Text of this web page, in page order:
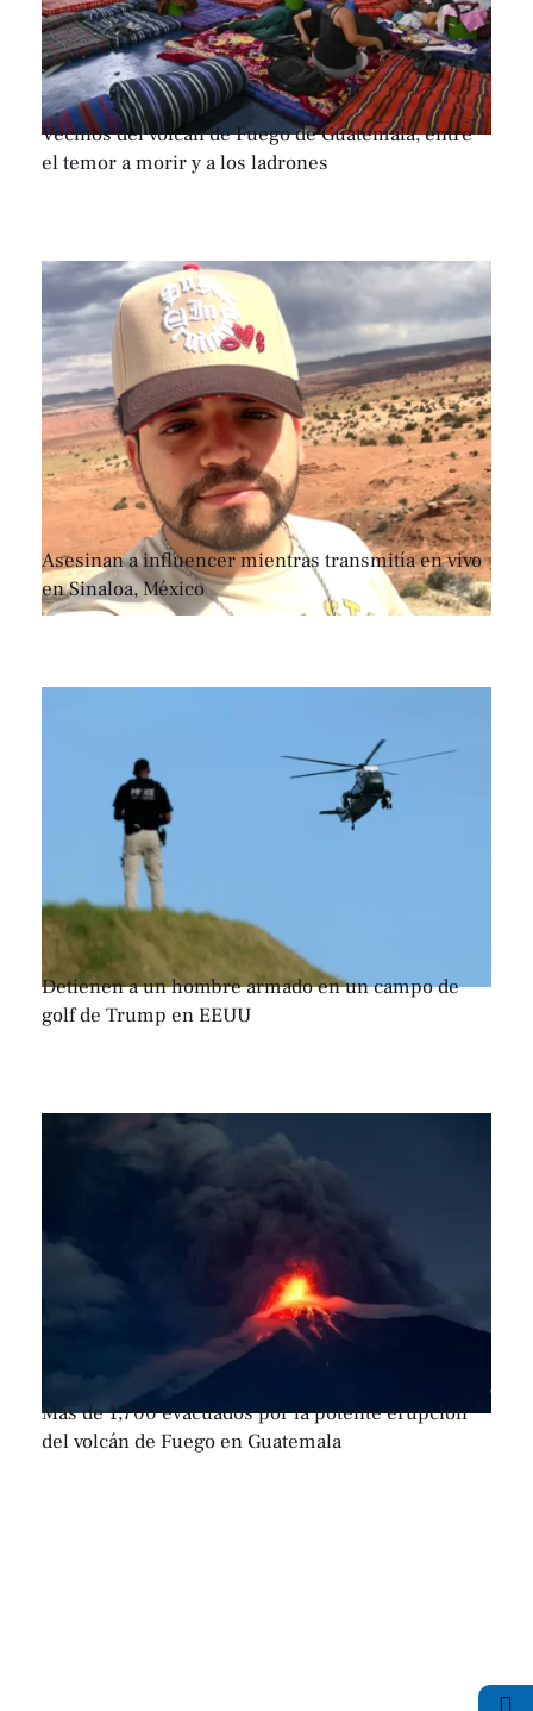
Vecinos del volcán de Fuego de Guatemala, entre
el temor a morir y a los ladrones
Asesinan a influencer mientras transmitía en vivo
en Sinaloa, México
Detienen a un hombre armado en un campo de
golf de Trump en EEUU
Más de 1,700 evacuados por la potente erupción
del volcán de Fuego en Guatemala